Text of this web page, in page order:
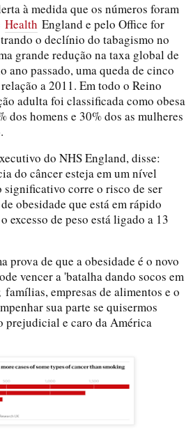
à medida que os números foram
Health England e pelo Office for
o declínio do tabagismo no
grande redução na taxa global de
ano passado, uma queda de cinco
a 2011. Em todo o Reino
adulta foi classificada como obesa
dos homens e 30% dos as mulheres
do NHS England, disse:
do câncer esteja em um nível
significativo corre o risco de ser
obesidade que está em rápido
excesso de peso está ligado a 13
prova de que a obesidade é o novo
vencer a 'batalha dando socos em
famílias, empresas de alimentos e o
sua parte se quisermos
prejudicial e caro da América